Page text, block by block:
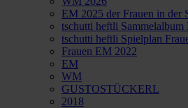
EM 2025 der Frauen in der
tschutti heftli Sammelalbum
tschutti heftli Spielplan
Frauen EM 2022
EM
WM
GUSTOSTÜCKERL
2018